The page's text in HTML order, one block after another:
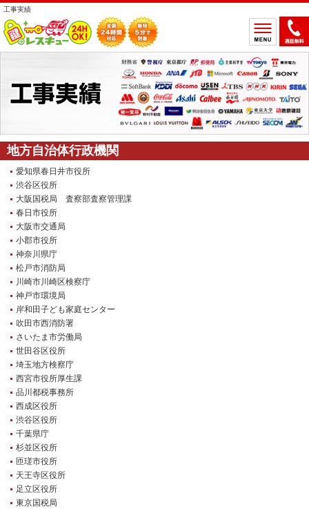
工事実績
鍵のトラブルから選ぶ
鍵交換
鍵取付
鍵作製
鍵の設置場所から選ぶ
一軒家
アパート
バイク
デスク・ロッカー
鍵のメーカー・製品から選ぶ
シリンダー錠
補助錠（ワンドアツーロック）
電気錠
お車、バイクのメーカー・車種
料金表
簡易料金表
全国統一料金表
サービスについて
作業の流れ
地方自治体行政機関
愛知県春日井市役所
渋谷区役所
大阪国税局 査察部査察管理課
春日市役所
大阪市交通局
小郡市役所
神奈川県庁
松戸市消防局
川崎市川崎区検察庁
神戸市環境局
岸和田子ども家庭センター
吹田市西消防署
さいたま市労働局
世田谷区役所
埼玉地方検察庁
西宮市役所厚生課
品川都税事務所
西成区役所
渋谷区役所
千葉県庁
杉並区役所
匝瑳市役所
天王寺区役所
足立区役所
東京国税局